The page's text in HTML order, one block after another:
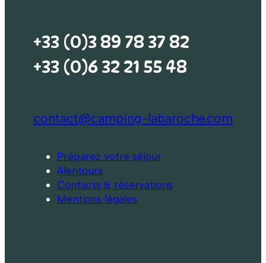
+33 (0)3 89 78 37 82
+33 (0)6 32 21 55 48
contact@camping-labaroche.com
Préparez votre séjour
Alentours
Contacts & réservations
Mentions légales